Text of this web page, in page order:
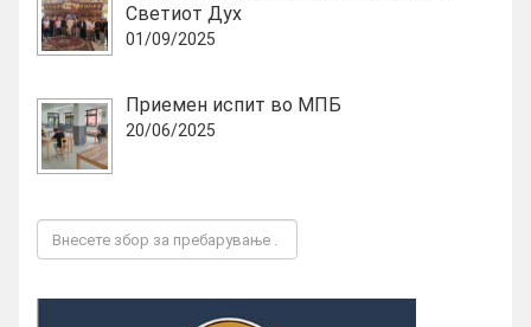
Светиот Дух
01/09/2025
Приемен испит во МПБ
20/06/2025